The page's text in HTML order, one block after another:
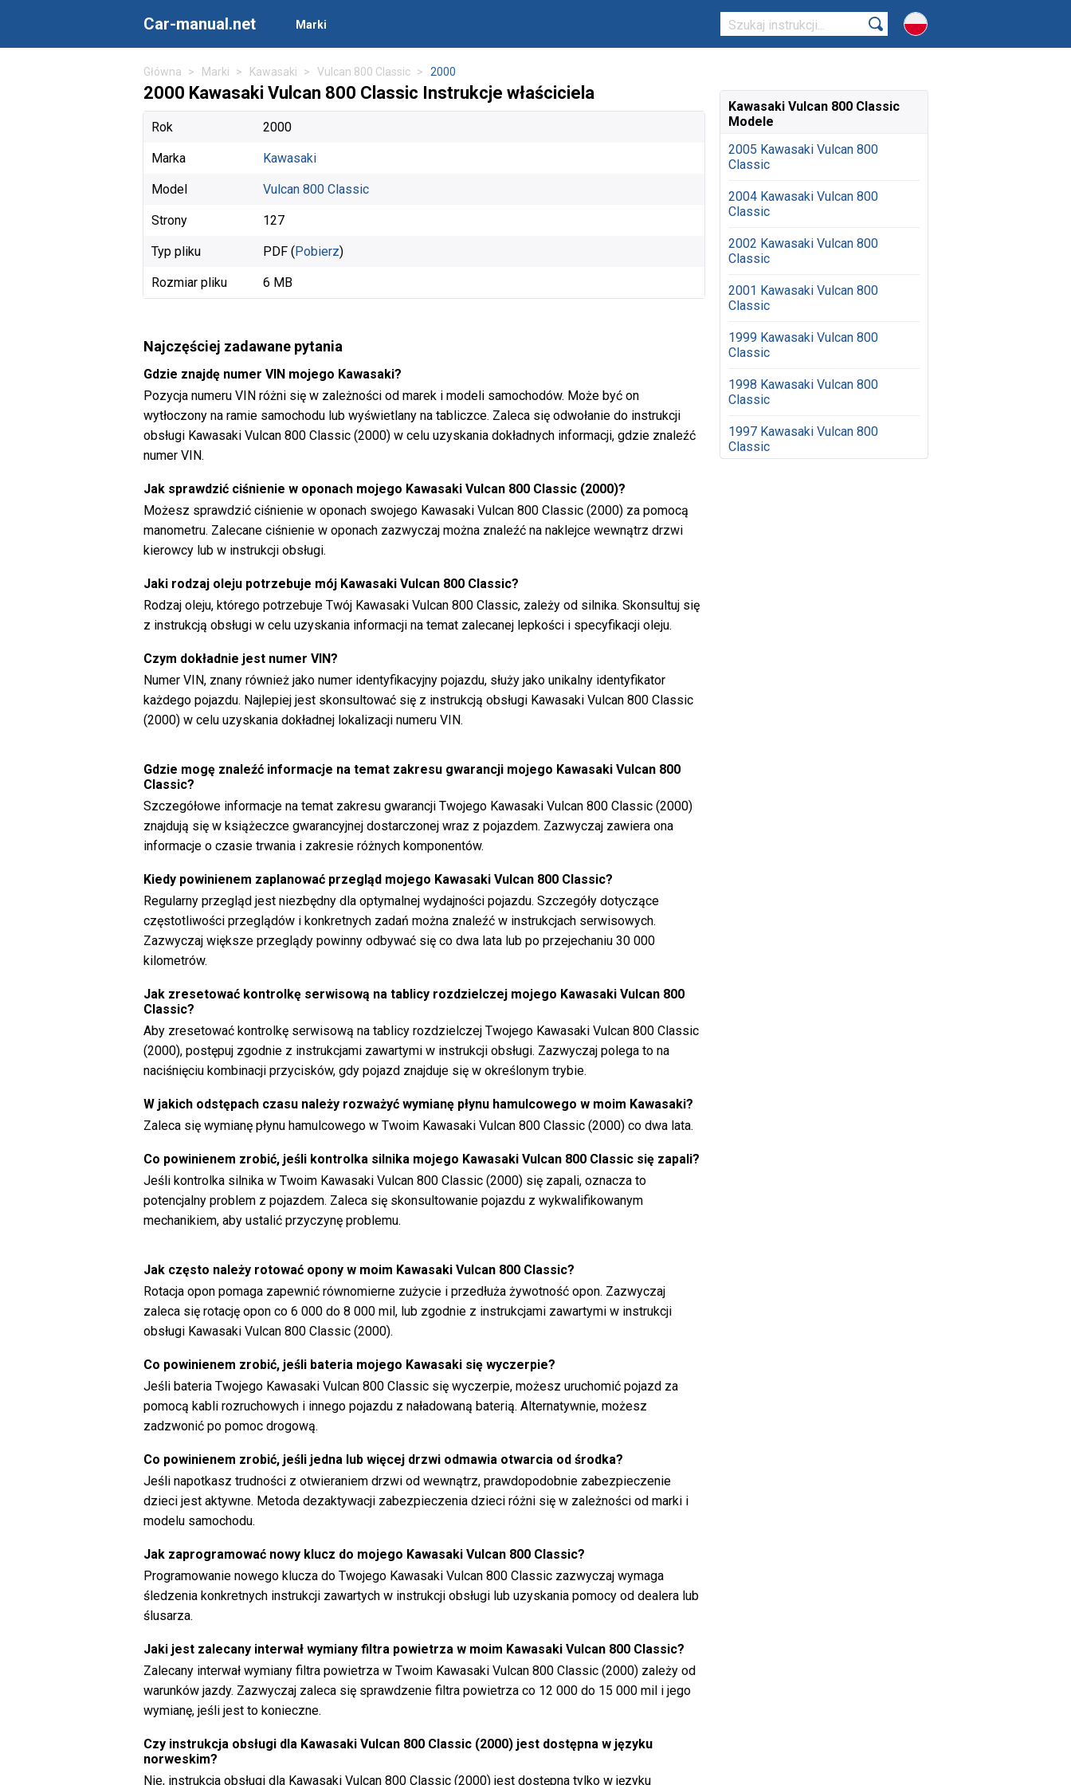
Car-manual.net Marki
Główna Marki Kawasaki Vulcan 800 Classic 2000
2000 Kawasaki Vulcan 800 Classic Instrukcje właściciela
Rok 2000
Marka Kawasaki
Model Vulcan 800 Classic
Strony 127
Typ pliku PDF (Pobierz)
Rozmiar pliku 6 MB
Najczęściej zadawane pytania
Gdzie znajdę numer VIN mojego Kawasaki?
Pozycja numeru VIN różni się w zależności od marek i modeli samochodów. Może być on
wytłoczony na ramie samochodu lub wyświetlany na tabliczce. Zaleca się odwołanie do instrukcji
obsługi Kawasaki Vulcan 800 Classic (2000) w celu uzyskania dokładnych informacji, gdzie znaleźć
numer VIN.
Jak sprawdzić ciśnienie w oponach mojego Kawasaki Vulcan 800 Classic (2000)?
Możesz sprawdzić ciśnienie w oponach swojego Kawasaki Vulcan 800 Classic (2000) za pomocą
manometru. Zalecane ciśnienie w oponach zazwyczaj można znaleźć na naklejce wewnątrz drzwi
kierowcy lub w instrukcji obsługi.
Jaki rodzaj oleju potrzebuje mój Kawasaki Vulcan 800 Classic?
Rodzaj oleju, którego potrzebuje Twój Kawasaki Vulcan 800 Classic, zależy od silnika. Skonsultuj się
z instrukcją obsługi w celu uzyskania informacji na temat zalecanej lepkości i specyfikacji oleju.
Czym dokładnie jest numer VIN?
Numer VIN, znany również jako numer identyfikacyjny pojazdu, służy jako unikalny identyfikator
każdego pojazdu. Najlepiej jest skonsultować się z instrukcją obsługi Kawasaki Vulcan 800 Classic
(2000) w celu uzyskania dokładnej lokalizacji numeru VIN.
Gdzie mogę znaleźć informacje na temat zakresu gwarancji mojego Kawasaki Vulcan 800
Classic?
Szczegółowe informacje na temat zakresu gwarancji Twojego Kawasaki Vulcan 800 Classic (2000)
znajdują się w książeczce gwarancyjnej dostarczonej wraz z pojazdem. Zazwyczaj zawiera ona
informacje o czasie trwania i zakresie różnych komponentów.
Kiedy powinienem zaplanować przegląd mojego Kawasaki Vulcan 800 Classic?
Regularny przegląd jest niezbędny dla optymalnej wydajności pojazdu. Szczegóły dotyczące
częstotliwości przeglądów i konkretnych zadań można znaleźć w instrukcjach serwisowych.
Zazwyczaj większe przeglądy powinny odbywać się co dwa lata lub po przejechaniu 30 000
kilometrów.
Jak zresetować kontrolkę serwisową na tablicy rozdzielczej mojego Kawasaki Vulcan 800
Classic?
Aby zresetować kontrolkę serwisową na tablicy rozdzielczej Twojego Kawasaki Vulcan 800 Classic
(2000), postępuj zgodnie z instrukcjami zawartymi w instrukcji obsługi. Zazwyczaj polega to na
naciśnięciu kombinacji przycisków, gdy pojazd znajduje się w określonym trybie.
W jakich odstępach czasu należy rozważyć wymianę płynu hamulcowego w moim Kawasaki?
Zaleca się wymianę płynu hamulcowego w Twoim Kawasaki Vulcan 800 Classic (2000) co dwa lata.
Co powinienem zrobić, jeśli kontrolka silnika mojego Kawasaki Vulcan 800 Classic się zapali?
Jeśli kontrolka silnika w Twoim Kawasaki Vulcan 800 Classic (2000) się zapali, oznacza to
potencjalny problem z pojazdem. Zaleca się skonsultowanie pojazdu z wykwalifikowanym
mechanikiem, aby ustalić przyczynę problemu.
Jak często należy rotować opony w moim Kawasaki Vulcan 800 Classic?
Rotacja opon pomaga zapewnić równomierne zużycie i przedłuża żywotność opon. Zazwyczaj
zaleca się rotację opon co 6 000 do 8 000 mil, lub zgodnie z instrukcjami zawartymi w instrukcji
obsługi Kawasaki Vulcan 800 Classic (2000).
Co powinienem zrobić, jeśli bateria mojego Kawasaki się wyczerpie?
Jeśli bateria Twojego Kawasaki Vulcan 800 Classic się wyczerpie, możesz uruchomić pojazd za
pomocą kabli rozruchowych i innego pojazdu z naładowaną baterią. Alternatywnie, możesz
zadzwonić po pomoc drogową.
Co powinienem zrobić, jeśli jedna lub więcej drzwi odmawia otwarcia od środka?
Jeśli napotkasz trudności z otwieraniem drzwi od wewnątrz, prawdopodobnie zabezpieczenie
dzieci jest aktywne. Metoda dezaktywacji zabezpieczenia dzieci różni się w zależności od marki i
modelu samochodu.
Jak zaprogramować nowy klucz do mojego Kawasaki Vulcan 800 Classic?
Programowanie nowego klucza do Twojego Kawasaki Vulcan 800 Classic zazwyczaj wymaga
śledzenia konkretnych instrukcji zawartych w instrukcji obsługi lub uzyskania pomocy od dealera lub
ślusarza.
Jaki jest zalecany interwał wymiany filtra powietrza w moim Kawasaki Vulcan 800 Classic?
Zalecany interwał wymiany filtra powietrza w Twoim Kawasaki Vulcan 800 Classic (2000) zależy od
warunków jazdy. Zazwyczaj zaleca się sprawdzenie filtra powietrza co 12 000 do 15 000 mil i jego
wymianę, jeśli jest to konieczne.
Czy instrukcja obsługi dla Kawasaki Vulcan 800 Classic (2000) jest dostępna w języku
norweskim?
Nie, instrukcja obsługi dla Kawasaki Vulcan 800 Classic (2000) jest dostępna tylko w języku
Kawasaki Vulcan 800 Classic
Modele
2005 Kawasaki Vulcan 800
Classic
2004 Kawasaki Vulcan 800
Classic
2002 Kawasaki Vulcan 800
Classic
2001 Kawasaki Vulcan 800
Classic
1999 Kawasaki Vulcan 800
Classic
1998 Kawasaki Vulcan 800
Classic
1997 Kawasaki Vulcan 800
Classic